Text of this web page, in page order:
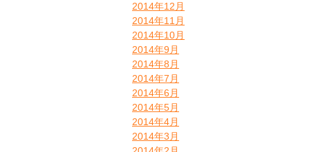
2014年12月
2014年11月
2014年10月
2014年9月
2014年8月
2014年7月
2014年6月
2014年5月
2014年4月
2014年3月